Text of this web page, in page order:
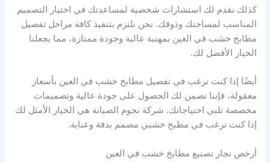
كذلك نقدم لك استشارات شخصية لمساعدتك في اختيار التصميم
المناسب لمساحتك وذوقك. نحن نلتزم بتنفيذ كافة مراحل تفصيل
مطابخ خشب في العين بمهنية عالية وجودة ممتازة، مما يجعلنا
الخيار الأفضل لك.
أيضًا إذا كنت ترغب في تفصيل مطابخ خشب في العين بأسعار
معقولة، فإننا نضمن لك الحصول على جودة عالية وتصميمات
مخصصة تلبي احتياجاتك. شركة نجوم الصيانة هي الخيار الأمثل لك
إذا كنت ترغب في مطبخ خشبي مصمم بدقة وعناية.
أرخص نجار تصنيع مطابخ خشب في العين